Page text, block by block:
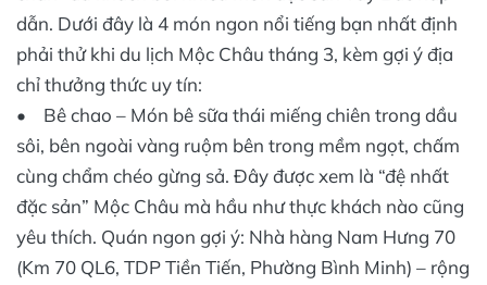
dẫn. Dưới đây là 4 món ngon nổi tiếng bạn nhất định
phải thử khi du lịch Mộc Châu tháng 3, kèm gợi ý địa
chỉ thưởng thức uy tín:
• Bê chao – Món bê sữa thái miếng chiên trong dầu
sôi, bên ngoài vàng ruộm bên trong mềm ngọt, chấm
cùng chẩm chéo gừng sả. Đây được xem là “đệ nhất
đặc sản” Mộc Châu mà hầu như thực khách nào cũng
yêu thích. Quán ngon gợi ý: Nhà hàng Nam Hưng 70
(Km 70 QL6, TDP Tiền Tiến, Phường Bình Minh) – rộng